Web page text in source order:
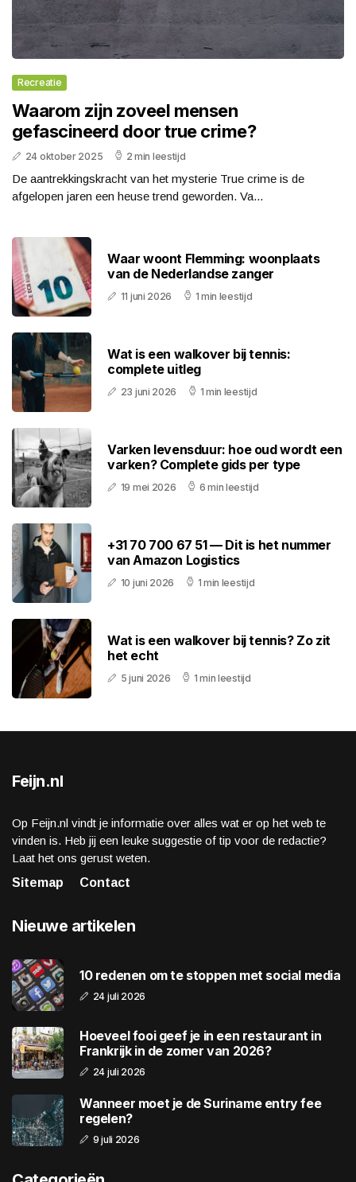
Recreatie
Waarom zijn zoveel mensen
gefascineerd door true crime?
24 oktober 2025 2 min leestijd
De aantrekkingskracht van het mysterie True crime is de
afgelopen jaren een heuse trend geworden. Va...
Waar woont Flemming: woonplaats
van de Nederlandse zanger
11 juni 2026 1 min leestijd
Wat is een walkover bij tennis:
complete uitleg
23 juni 2026 1 min leestijd
Varken levensduur: hoe oud wordt een
varken? Complete gids per type
19 mei 2026 6 min leestijd
+31 70 700 67 51 — Dit is het nummer
van Amazon Logistics
10 juni 2026 1 min leestijd
Wat is een walkover bij tennis? Zo zit
het echt
5 juni 2026 1 min leestijd
Feijn.nl
Op Feijn.nl vindt je informatie over alles wat er op het web te
vinden is. Heb jij een leuke suggestie of tip voor de redactie?
Laat het ons gerust weten.
Sitemap
Contact
Nieuwe artikelen
10 redenen om te stoppen met social media
24 juli 2026
Hoeveel fooi geef je in een restaurant in
Frankrijk in de zomer van 2026?
24 juli 2026
Wanneer moet je de Suriname entry fee
regelen?
9 juli 2026